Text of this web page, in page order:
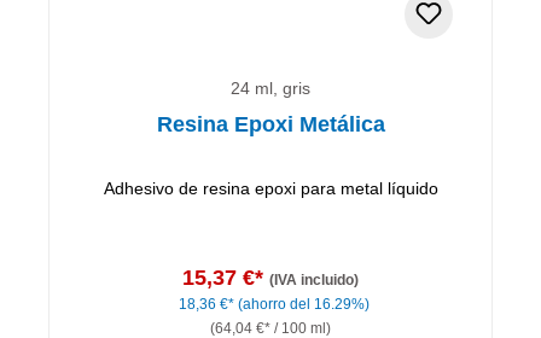
24 ml, gris
Resina Epoxi Metálica
Adhesivo de resina epoxi para metal líquido
15,37 €* (IVA incluido)
18,36 €* (ahorro del 16.29%)
(64,04 €* / 100 ml)